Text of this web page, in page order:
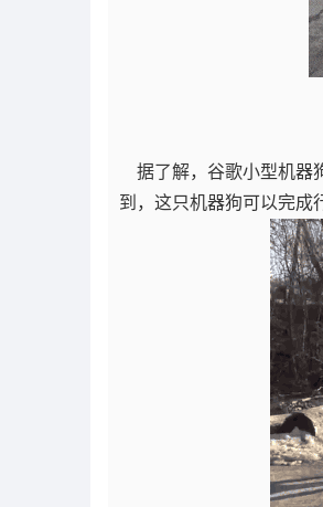
据了解，谷歌小型机器
到，这只机器狗可以完成